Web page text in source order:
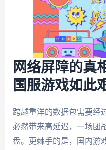
网络屏障的真
国服游戏如此
跨越重洋的数据包需要经
必然带来高延迟，一场团
盘。更棘手的是，国内游